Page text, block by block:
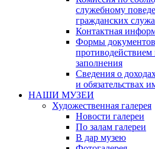
служебному
гражданских
Контактная
Формы
заполнения
Сведения о
и обязательствах
НАШИ МУЗЕИ
Художественная галерея
Новости галереи
По залам галереи
В дар музею